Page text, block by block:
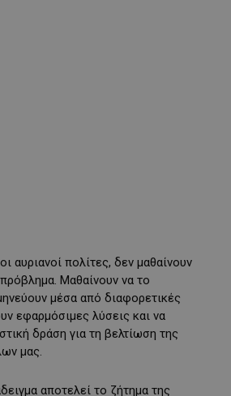
αυριανοί πολίτες, δεν μαθαίνουν
Μαθαίνουν να το
μέσα από διαφορετικές
εφαρμόσιμες λύσεις και να
δράση για τη βελτίωση της
μας.
αποτελεί το ζήτημα της